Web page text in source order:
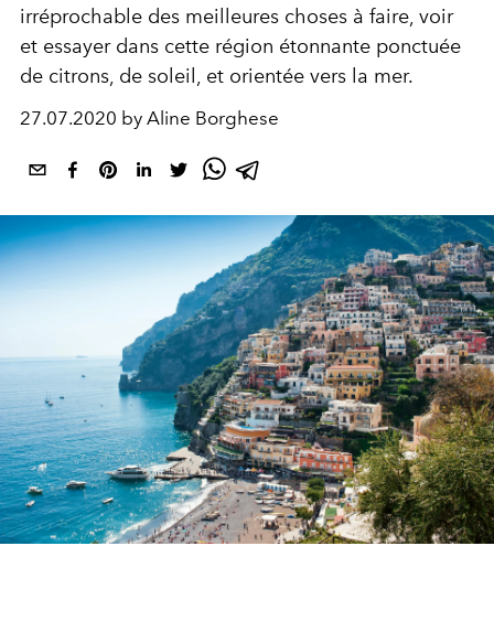
irréprochable des meilleures choses à faire, voir
et essayer dans cette région étonnante ponctuée
de citrons, de soleil, et orientée vers la mer.
27.07.2020 by Aline Borghese